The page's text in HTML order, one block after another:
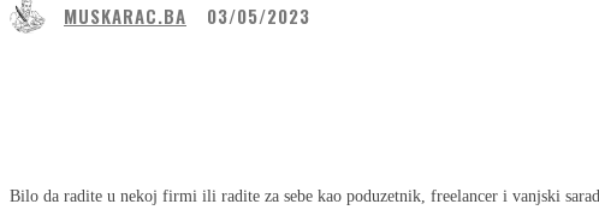
MUSKARAC.BA 03/05/2023
Bilo da radite u nekoj firmi ili radite za sebe kao poduzetnik, freelancer i vanjski